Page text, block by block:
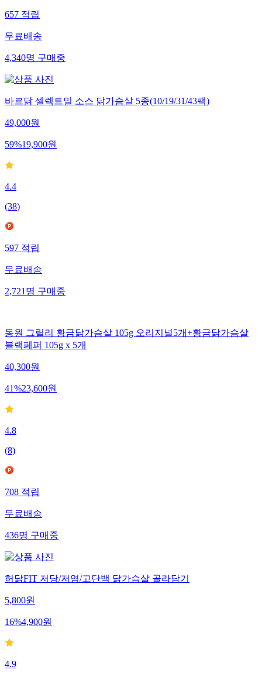
657 적립
무료배송
4,340명 구매중
바르닭 셀렉트밀 소스 닭가슴살 5종(10/19/31/43팩)
49,000원
59%19,900원
4.4
(38)
597 적립
무료배송
2,721 명 구매중
동원 그릴리 황금닭가슴살 105g 오리지널5개+황금닭가슴살
블랙페퍼 105g x 5개
40,300원
41%23,600원
4.8
(8)
708적립
무료배송
436명구매중
허닭FIT 저당/저염/고단백 닭가슴살 골라담기
5,800원
16%4,900원
4.9